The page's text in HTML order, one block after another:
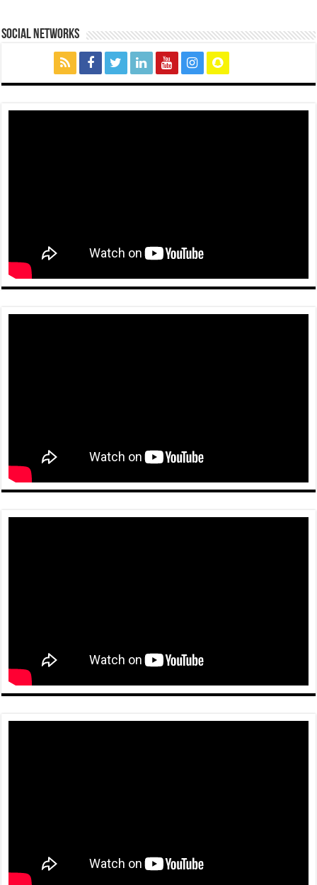
social networks